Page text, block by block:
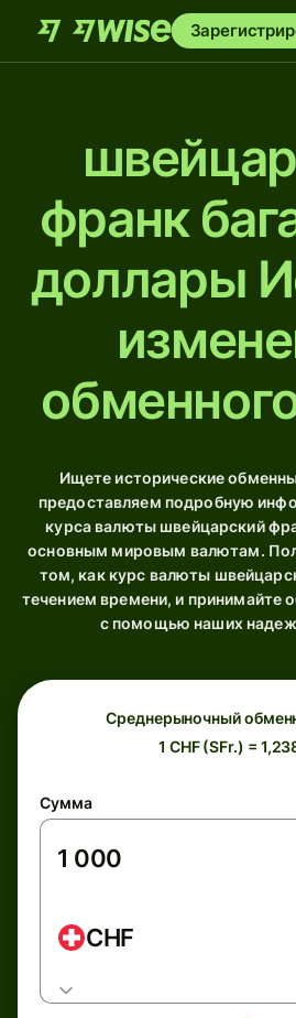
франк
доллары
Ищете исторические
предоставляем подробную
курса валюты швейцарский
основным мировым валютам.
том, как курс валюты
течением времени, и принимайте
с помощью наших
Среднерыночный
1 CHF (SFr.) =
Сумма
CHF